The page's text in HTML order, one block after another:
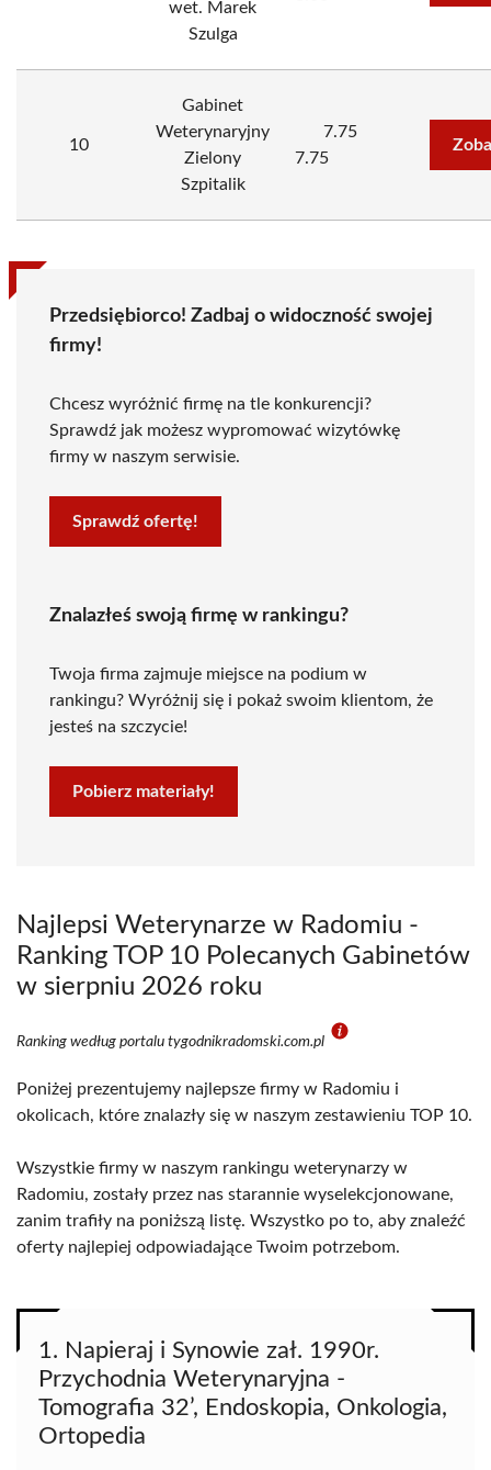
wet. Marek
Szulga
10
Gabinet
Weterynaryjny
Zielony
Szpitalik
7.75
7.75
Przedsiębiorco! Zadbaj o widoczność swojej
firmy!
Chcesz wyróżnić firmę na tle konkurencji?
Sprawdź jak możesz wypromować wizytówkę
firmy w naszym serwisie.
Sprawdź ofertę!
Znalazłeś swoją firmę w rankingu?
Twoja firma zajmuje miejsce na podium w
rankingu? Wyróżnij się i pokaż swoim klientom, że
jesteś na szczycie!
Pobierz materiały!
Najlepsi Weterynarze w Radomiu -
Ranking TOP 10 Polecanych Gabinetów
w sierpniu 2026 roku
Ranking według portalu tygodnikradomski.com.pl
Poniżej prezentujemy najlepsze firmy w Radomiu i
okolicach, które znalazły się w naszym zestawieniu TOP 10.
Wszystkie firmy w naszym rankingu weterynarzy w
Radomiu, zostały przez nas starannie wyselekcjonowane,
zanim trafiły na poniższą listę. Wszystko po to, aby znaleźć
oferty najlepiej odpowiadające Twoim potrzebom.
1. Napieraj i Synowie zał. 1990r.
Przychodnia Weterynaryjna -
Tomografia 32’, Endoskopia, Onkologia,
Ortopedia